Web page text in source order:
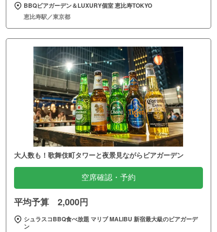
BBQビアガーデン＆LUXURY個室 恵比寿TOKYO
恵比寿駅／東京都
大人数も！歌舞伎町タワーと夜景見ながらビアガーデン
空席確認・予約
平均予算 2,000円
シュラスコBBQ食べ放題 マリブ MALIBU 新宿最大級のビアガーデ
ン